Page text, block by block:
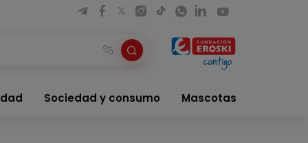
Sociedad y consumo Mascotas